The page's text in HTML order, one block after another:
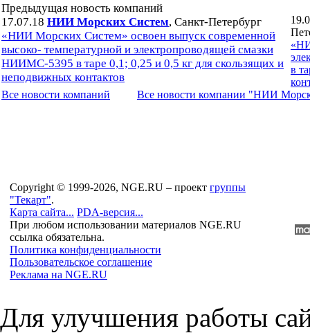
Предыдущая новость компаний
17.07.18 НИИ Морских Систем, Санкт-Петербург
«НИИ Морских Систем» освоен выпуск современной
высоко- температурной и электропроводящей смазки
НИИМС-5395 в таре 0,1; 0,25 и 0,5 кг для скользящих и
неподвижных контактов
в
Все новости компaний
Все новости компaнии "НИИ
Copyright © 1999-2026, NGE.RU – проект группы
"Текарт".
Карта сайта... PDA-версия...
При любом использовании материалов NGE.RU
ссылка обязательна.
Политика конфиденциальности
Пользовательское соглашение
Реклама на NGE.RU
Для улучшения работы